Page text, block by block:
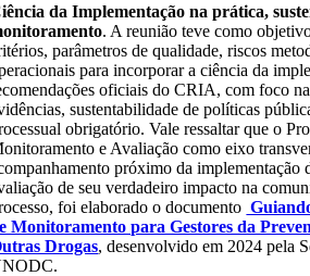
da Implementação na prática,
. A reunião teve como
parâmetros de qualidade, riscos
para incorporar a ciência da
oficiais do CRIA, com foco
sustentabilidade de políticas
obrigatório. Vale ressaltar que o
e Avaliação como eixo
próximo da implementação
de seu verdadeiro impacto na
foi elaborado o documento
Monitoramento para Gestores da
Drogas, desenvolvido em 2024 pela